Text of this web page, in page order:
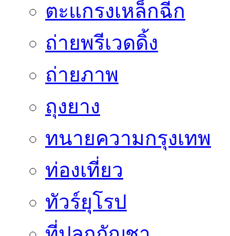
ตะแกรงเหล็กฉีก
ถ่ายพรีเวดดิ้ง
ถ่ายภาพ
ถุงยาง
ทนายความกรุงเทพ
ท่องเที่ยว
ทัวร์ยุโรป